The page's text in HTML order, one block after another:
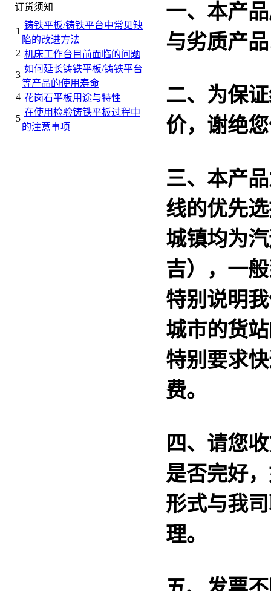
订货须知
1
铸铁平板/铸铁平台中常见缺
陷的改进方法
2 机床工作台目前面临的问题
3
如何延长铸铁平板/铸铁平台
等产品的使用寿命
4 花岗石平板用途与特性
5
在使用检验铸铁平板过程中
的注意事项
一、本产
与劣质产
二、为保
价，谢绝
三、本产
线的优先
城镇均为
吉），一
特别说明
城市的货
特别要求
费。
四、请您
是否完好
形式与我
理。